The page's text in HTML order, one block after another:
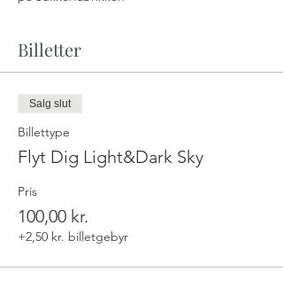
Billetter
Salg slut
Billettype
Flyt Dig Light&Dark Sky
Pris
100,00 kr.
+2,50 kr. billetgebyr